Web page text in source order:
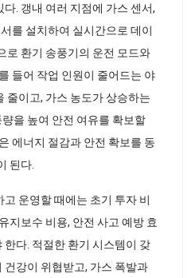
. 갱내 여러 지점에 가스 센서,
를 설치하여 실시간으로 데이
로 환기 송풍기의 운전 모드와
들어 작업 인원이 줄어드는 야
줄이고, 가스 농도가 상승하는
을 높여 안전 여유를 확보할
에너지 절감과 안전 확보를 동
된다.
운영할 때에는 초기 투자 비
지보수 비용, 안전 사고 예방 효
다. 적절한 환기 시스템이 갖
강이 위협받고, 가스 폭발과